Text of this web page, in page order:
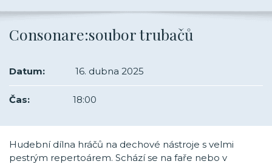
Consonare:soubor trubačů
Datum: 16. dubna 2025
Čas: 18:00
Hudební dílna hráčů na dechové nástroje s velmi
pestrým repertoárem. Schází se na faře nebo v